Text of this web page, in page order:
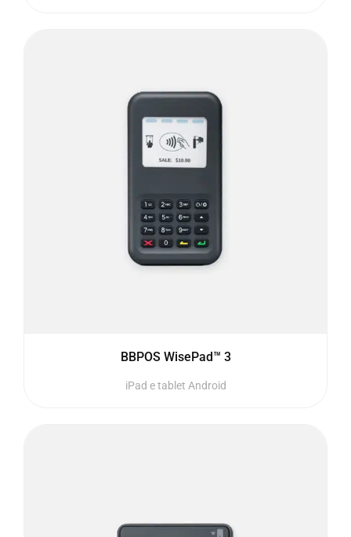
BBPOS WisePad™ 3
iPad e tablet Android